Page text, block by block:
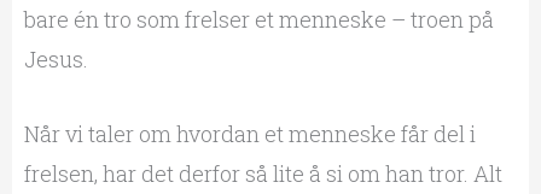
bare én tro som frelser et menneske – troen på
Jesus.
Når vi taler om hvordan et menneske får del i
frelsen, har det derfor så lite å si om han tror. Alt